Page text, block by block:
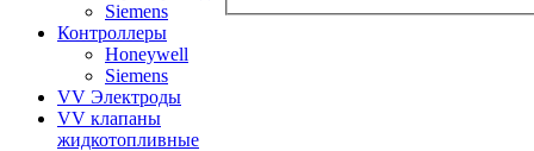
Siemens
Контроллеры
Honeywell
Siemens
VV Электроды
VV клапаны
жидкотопливные